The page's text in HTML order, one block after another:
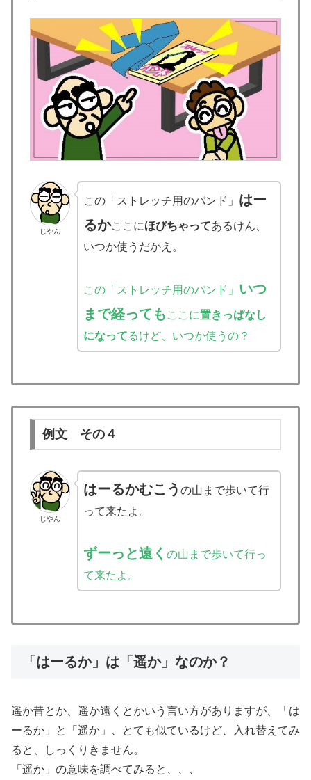
じやん
この「ストレッチ用のバンド」 はー
るかここにほびちゃってあるけん、
いつか使うだかえ。
この「ストレッチ用のバンド」 いつ
まで経っても ここに置きっぱなし
になってるけど、いつか使うの？
例文 その４
じやん
はーるかむこう の山まで歩いて行
って来たよ。
ずーっと遠く の山まで歩いて行っ
て来たよ。
「はーるか」は「遥か」なのか？
遥か昔とか、遥か遠くとかいう言い方がありますが、「は
ーるか」と「遥か」、とても似ているけど、入れ替えてみ
ると、しっくりきません。
「遥か」の意味を調べてみると、、、